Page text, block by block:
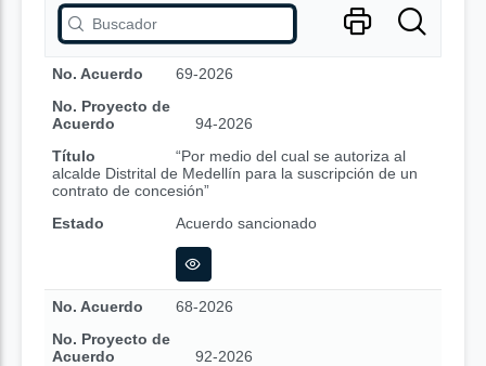
No. Acuerdo
69-2026
No. Proyecto de
Acuerdo
94-2026
Título
“Por medio del cual se autoriza al
alcalde Distrital de Medellín para la suscripción de un
contrato de concesión”
Estado
Acuerdo sancionado
No. Acuerdo
68-2026
No. Proyecto de
Acuerdo
92-2026